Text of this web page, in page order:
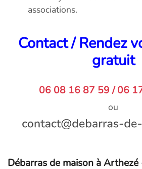
associations.
Contact / Rendez
gratuit
06 08 16 87 59 / 06
ou
Débarras de maison à